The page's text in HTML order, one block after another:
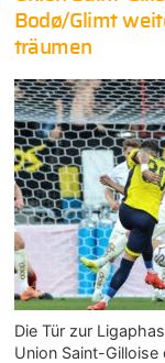
Bodø/Glimt
träumen
Die Tür zur
Union Saint-